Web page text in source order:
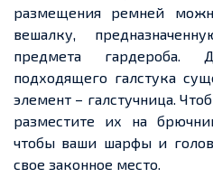
размещения ремней
вешалку,
предмета гардероба.
подходящего галстука
элемент – галстучница.
разместите их на
чтобы ваши шарфы и
свое законное место.